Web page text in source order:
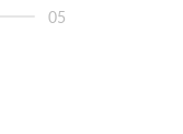
05